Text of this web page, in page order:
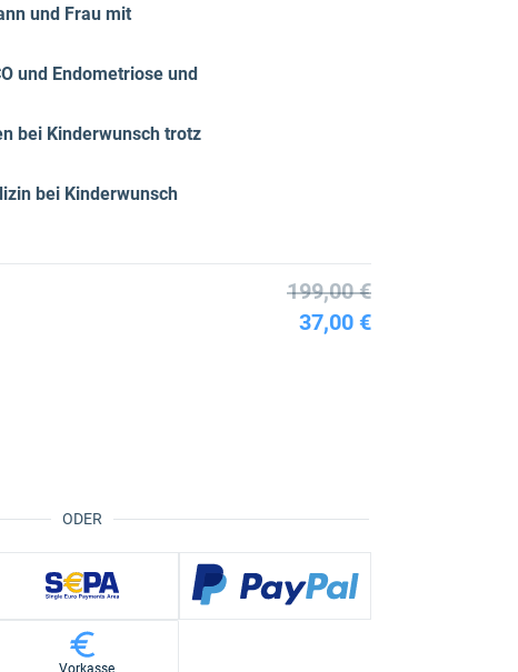
und Frau mit
und Endometriose und
bei Kinderwunsch trotz
bei Kinderwunsch
199,00 €
37,00 €
ODER